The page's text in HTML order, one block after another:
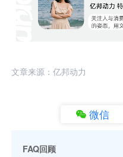
文章来源：亿邦动力
微信
FAQ回顾